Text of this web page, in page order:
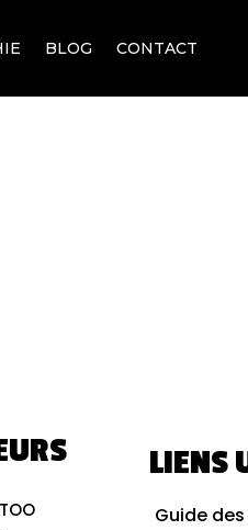
BLOG CONTACT
LIENS
Guide